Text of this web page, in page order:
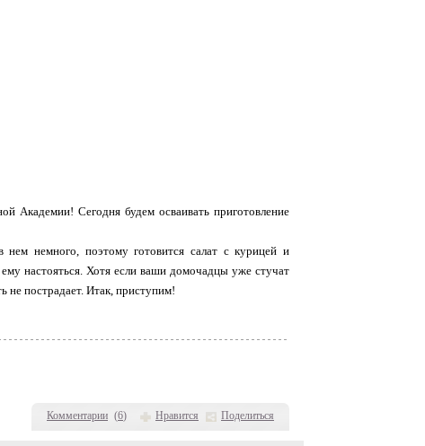
Комментарии (6) Нравится Поделиться
Академии! Сегодня будем осваивать приготовление
немного, поэтому готовится салат с курицей и
настояться. Хотя если ваши домочадцы уже стучат
не пострадает. Итак, приступим!